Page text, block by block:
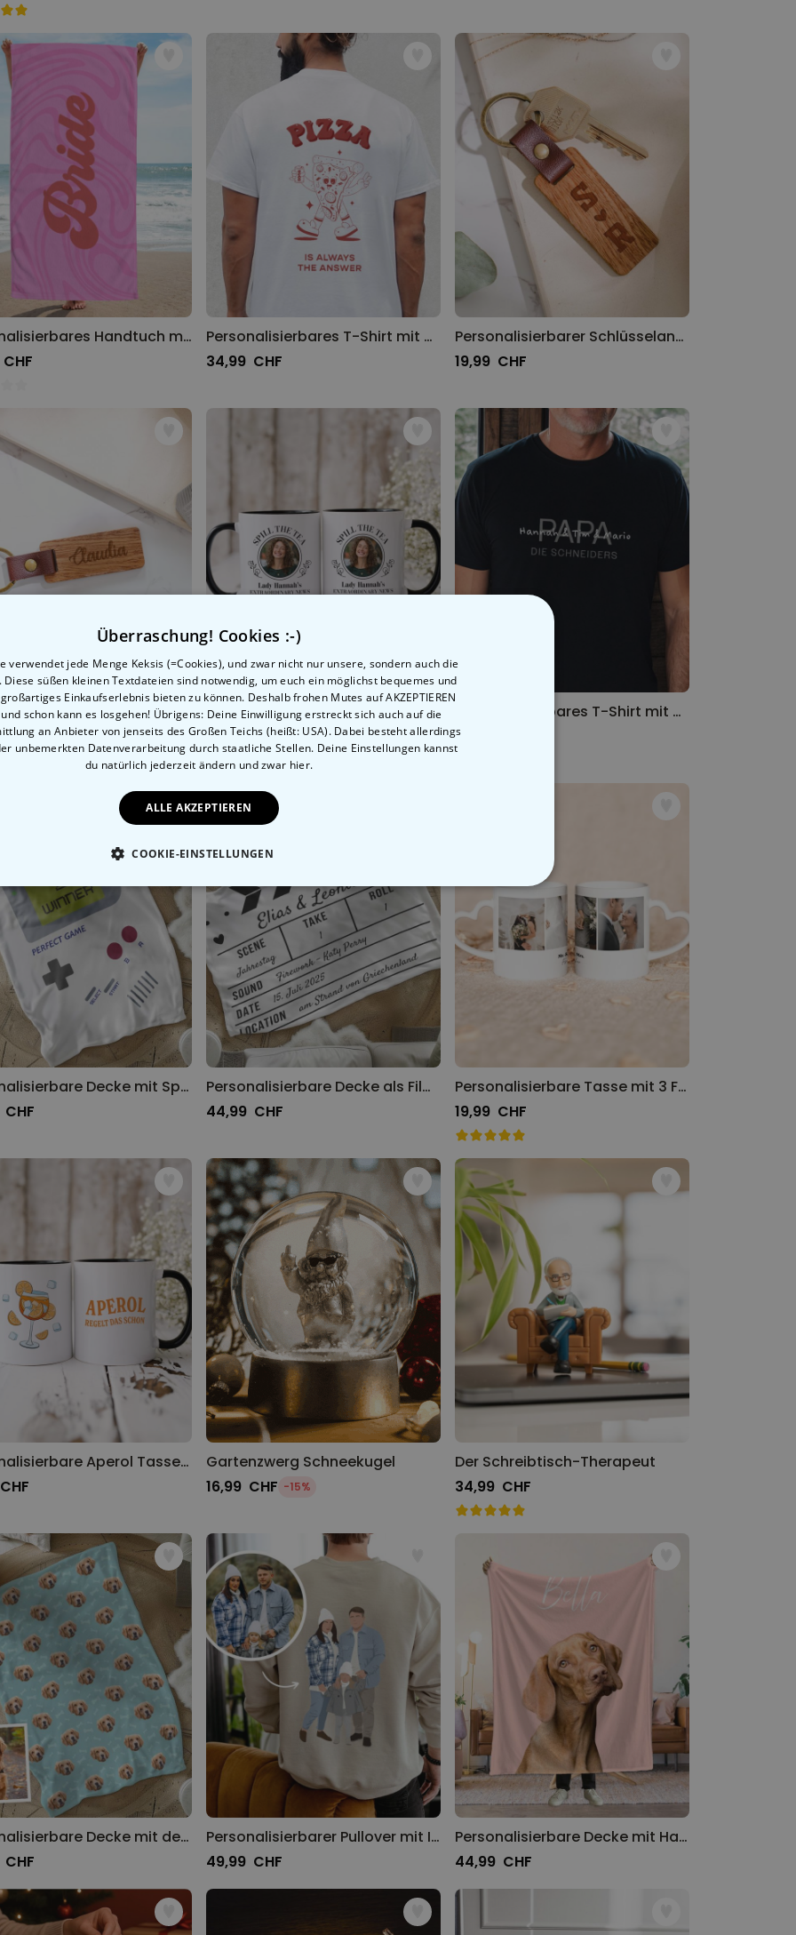
Personalisierbares Handtuch mit Groovy-Hintergrund und Text
Personalisierbares T-Shirt mit Retro-Illustrationen
34,99 CHF
Personalisierbarer Schlüsselanhänger aus Holz mit Symbolen
19,99 CHF
Personalisierbarer Holz Schlüsselanhänger mit Name
Personalisierbare Tasse Spill the Tea
19,99 CHF
Personalisierbares T-Shirt mit Namen
34,99 CHF
Personalisierbare Decke mit Spielkonsole und Text
Personalisierbare Decke als Filmklappe
44,99 CHF
Personalisierbare Tasse mit 3 Fotos und Text
19,99 CHF
Personalisierbare Aperol Tasse mit Text
Gartenzwerg Schneekugel
16,99 CHF -15%
Der Schreibtisch-Therapeut
34,99 CHF
Personalisierbare Decke mit deinem Haustier
Personalisierbarer Pullover mit Illustration
49,99 CHF
Personalisierbare Decke mit Haustier und Hintergrund
44,99 CHF
Überraschung! Cookies :-)
verwendet jede Menge Keksis (=Cookies), und zwar nicht nur unsere, sondern auch die
süßen kleinen Textdateien sind notwendig, um euch ein möglichst bequemes und
Einkaufserlebnis bieten zu können. Deshalb frohen Mutes auf AKZEPTIEREN
schon kann es losgehen! Übrigens: Deine Einwilligung erstreckt sich auch auf die
an Anbieter von jenseits des Großen Teichs (heißt: USA). Dabei besteht allerdings
unbemerkten Datenverarbeitung durch staatliche Stellen. Deine Einstellungen kannst
du natürlich jederzeit ändern und zwar hier.
ALLE AKZEPTIEREN
COOKIE-EINSTELLUNGEN
PERFORMANCE MARKETING SONSTIGE